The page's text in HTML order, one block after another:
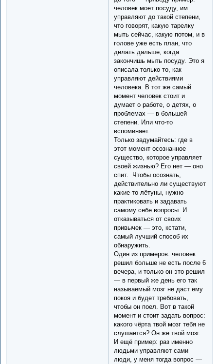
человек моет посуду, им
управляют до такой степени,
что говорят, какую тарелку
мыть сейчас, какую потом, и в
голове уже есть план, что
делать дальше, когда
закончишь мыть посуду. Это я
описала только то, как
управляют действиями
человека. В тот же самый
момент человек стоит и
думает о работе, о детях, о
проблемах — в большей
степени. Или что-то
вспоминает.
Только задумайтесь: где в
этот момент осознанное
существо, которое управляет
своей жизнью? Его нет — оно
спит. Чтобы осознать,
действительно ли существуют
какие-то лётуны, нужно
практиковать и задавать
самому себе вопросы. И
отказываться от своих
привычек — это, кстати,
самый лучший способ их
обнаружить.
Один из примеров: человек
решил больше не есть после 6
вечера, и только он это решил
— в первый же день его так
называемый мозг не даст ему
покоя и будет требовать,
чтобы он поел. Вот в такой
момент и стоит задать вопрос:
какого чёрта твой мозг тебя не
слушается? Он же твой мозг.
И ещё пример: раз именно
людьми управляют сами
люди, у меня тогда вопрос —